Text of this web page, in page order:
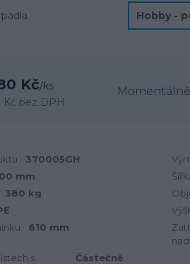
Kč/ks
Kč bez DPH
370005GH
mm
380 kg
610 mm
s
Částečně